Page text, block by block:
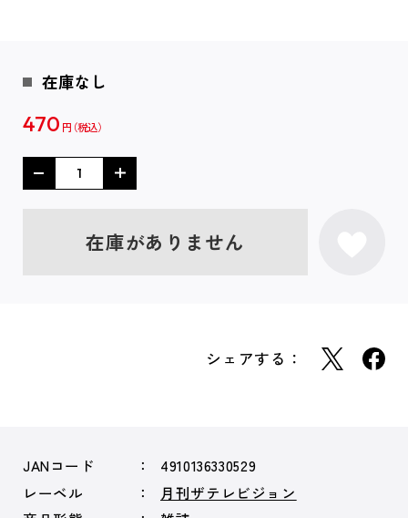
在庫なし
470 円
在庫がありません
シェアする：
JANコード
4910136330529
レーベル
月刊ザテレビジョン